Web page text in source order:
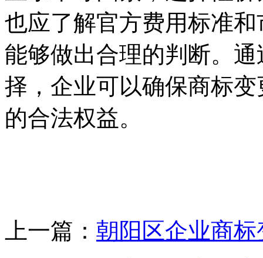
也应了解官方费用标准
能够做出合理的判断。
择，企业可以确保商标
的合法权益。
上一篇： 朝阳区企业商